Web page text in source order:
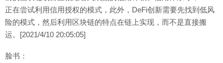
正在尝试利用信用授权的模式，此外，DeFi创新需要先找到低风
险的模式，然后利用区块链的特点在链上实现，而不是直接搬
运。[2021/4/10 20:05:05]
脸书：